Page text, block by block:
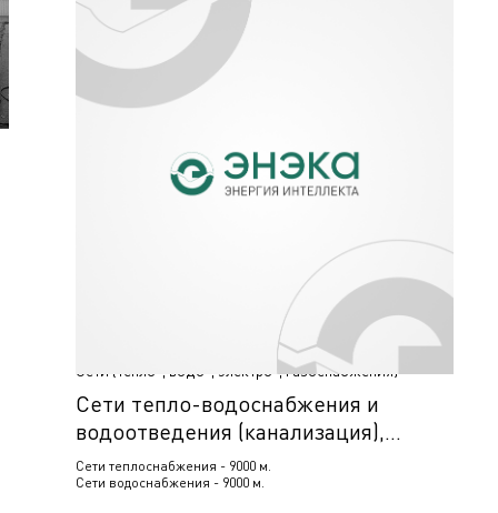
Сети (тепло-, водо-, электро-, газоснабжения)
Сети тепло-водоснабжения и
водоотведения (канализация),
Билибино, Россия
Сети теплоснабжения - 9000 м.
Сети водоснабжения - 9000 м.